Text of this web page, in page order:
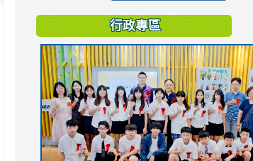
行政專區